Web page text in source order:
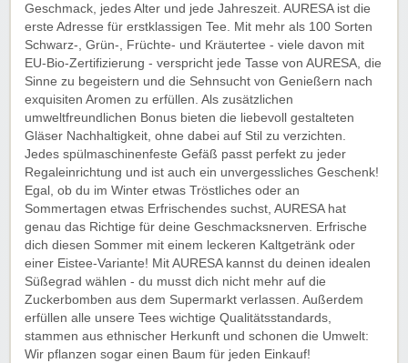
Geschmack, jedes Alter und jede Jahreszeit. AURESA ist die
erste Adresse für erstklassigen Tee. Mit mehr als 100 Sorten
Schwarz-, Grün-, Früchte- und Kräutertee - viele davon mit
EU-Bio-Zertifizierung - verspricht jede Tasse von AURESA, die
Sinne zu begeistern und die Sehnsucht von Genießern nach
exquisiten Aromen zu erfüllen. Als zusätzlichen
umweltfreundlichen Bonus bieten die liebevoll gestalteten
Gläser Nachhaltigkeit, ohne dabei auf Stil zu verzichten.
Jedes spülmaschinenfeste Gefäß passt perfekt zu jeder
Regaleinrichtung und ist auch ein unvergessliches Geschenk!
Egal, ob du im Winter etwas Tröstliches oder an
Sommertagen etwas Erfrischendes suchst, AURESA hat
genau das Richtige für deine Geschmacksnerven. Erfrische
dich diesen Sommer mit einem leckeren Kaltgetränk oder
einer Eistee-Variante! Mit AURESA kannst du deinen idealen
Süßegrad wählen - du musst dich nicht mehr auf die
Zuckerbomben aus dem Supermarkt verlassen. Außerdem
erfüllen alle unsere Tees wichtige Qualitätsstandards,
stammen aus ethnischer Herkunft und schonen die Umwelt:
Wir pflanzen sogar einen Baum für jeden Einkauf!